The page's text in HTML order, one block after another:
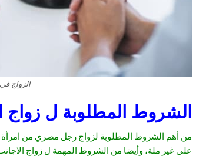
الزواج
الشروط المطلوبة ل زواج
من أهم الشروط المطلوبة لزواج رجل مصري من امرأة
على غير ملة، وأيضا من الشروط المهمة ل زواج